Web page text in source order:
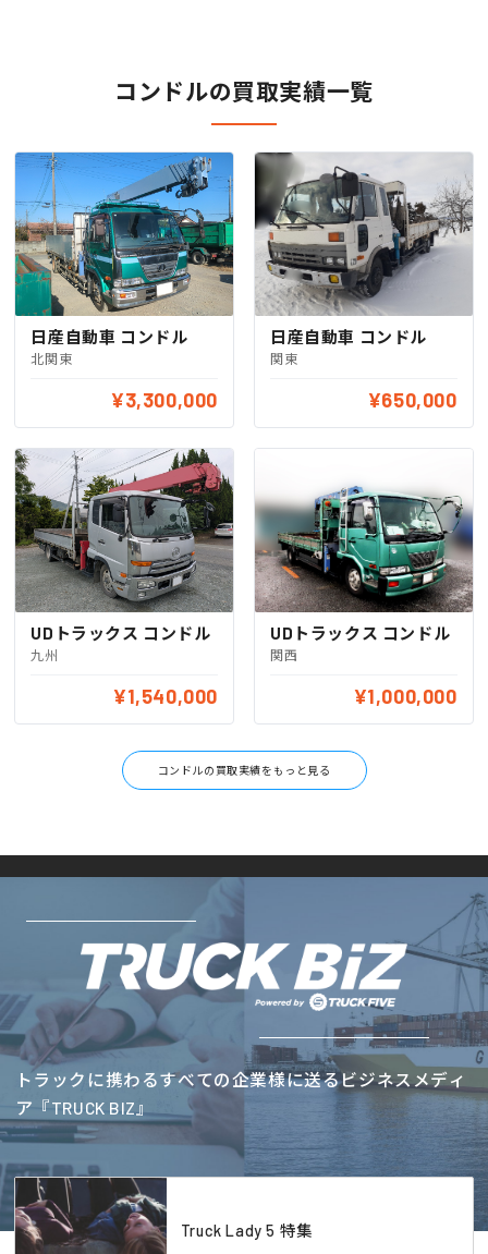
コンドルの買取実績一覧
日産自動車 コンドル
北関東
¥3,300,000
日産自動車 コンドル
関東
¥650,000
UDトラックス コンドル
九州
¥1,540,000
UDトラックス コンドル
関西
¥1,000,000
コンドルの買取実績をもっと見る
トラックに携わるすべての企業様に送るビジネスメディ
ア『TRUCK BIZ』
Truck Lady 5 特集